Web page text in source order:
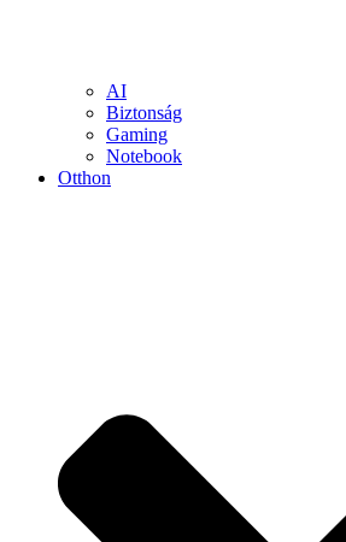
AI
Biztonság
Gaming
Notebook
Otthon